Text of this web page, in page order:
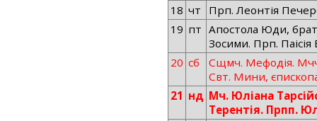
18 чт
Прп. Леонтія
19 пт Апостола Юди,
Зосими. Прп. Паісія
20 сб
Сщмч. Мефодія.
Свт. Мини,
21 нд Мч. Юліана
Терентія. Прпп.